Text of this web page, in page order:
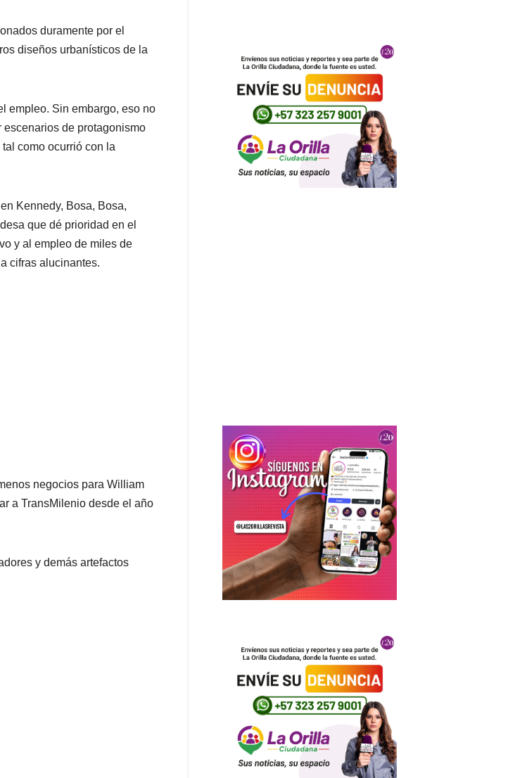
duramente por el
diseños urbanísticos de la
empleo. Sin embargo, eso no
de protagonismo
como ocurrió con la
Kennedy, Bosa, Bosa,
que dé prioridad en el
y al empleo de miles de
cifras alucinantes.
negocios para William
a TransMilenio desde el año
y demás artefactos